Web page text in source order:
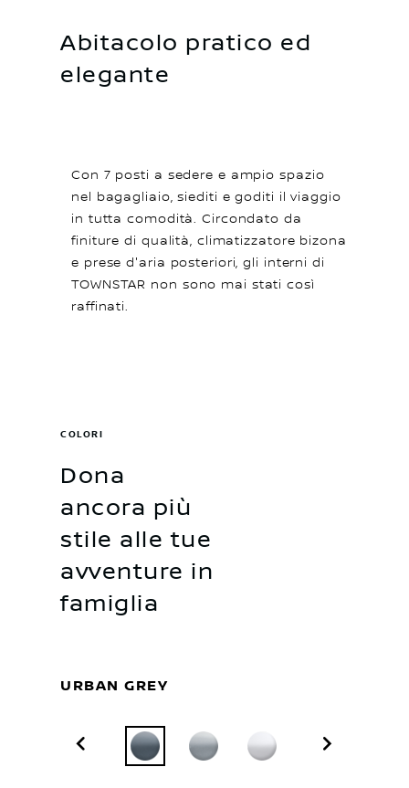
Abitacolo pratico ed
elegante
Con 7 posti a sedere e ampio spazio
nel bagagliaio, siediti e goditi il viaggio
in tutta comodità. Circondato da
finiture di qualità, climatizzatore bizona
e prese d'aria posteriori, gli interni di
TOWNSTAR non sono mai stati così
raffinati.
Dona
ancora più
stile alle tue
avventure in
famiglia
COLORI
URBAN GREY